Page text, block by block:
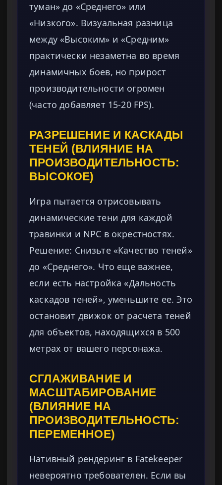
туман» до «Среднего» или
«Низкого». Визуальная разница
между «Высоким» и «Средним»
практически незаметна во время
динамичных боев, но прирост
производительности огромен
(часто добавляет 15-20 FPS).
РАЗРЕШЕНИЕ И КАСКАДЫ
ТЕНЕЙ (ВЛИЯНИЕ НА
ПРОИЗВОДИТЕЛЬНОСТЬ:
ВЫСОКОЕ)
Игра пытается отрисовывать
динамические тени для каждой
травинки и NPC в окрестностях.
Решение: Снизьте «Качество теней»
до «Среднего». Что еще важнее,
если есть настройка «Дальность
каскадов теней», уменьшите ее. Это
остановит движок от расчета теней
для объектов, находящихся в 500
метрах от вашего персонажа.
СГЛАЖИВАНИЕ И
МАСШТАБИРОВАНИЕ
(ВЛИЯНИЕ НА
ПРОИЗВОДИТЕЛЬНОСТЬ:
ПЕРЕМЕННОЕ)
Нативный рендеринг в Fatekeeper
невероятно требователен. Если вы